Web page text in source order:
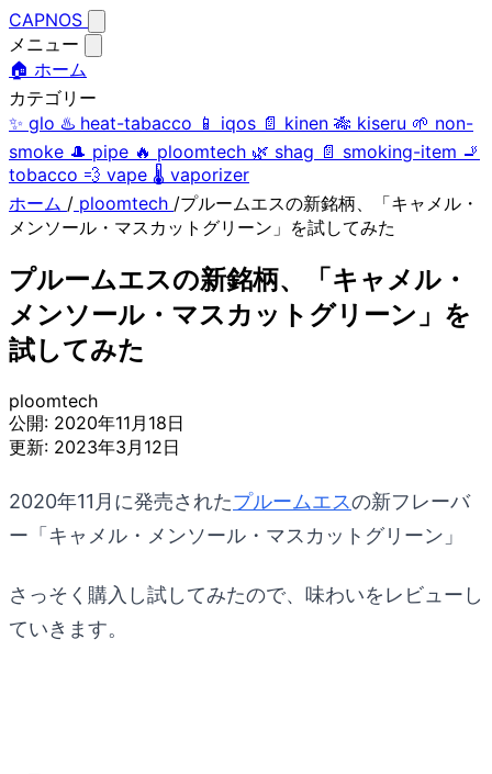
CAPNOS
メニュー
🏠 ホーム
カテゴリー
✨ glo ♨️ heat-tabacco 📱 iqos 📄 kinen 🎋 kiseru 🌱 non-
smoke 🎩 pipe 🔥 ploomtech 🌿 shag 📄 smoking-item 🚬
tobacco 💨 vape 🌡️ vaporizer
ホーム / ploomtech /プルームエスの新銘柄、「キャメル・
メンソール・マスカットグリーン」を試してみた
プルームエスの新銘柄、「キャメル・
メンソール・マスカットグリーン」を
試してみた
ploomtech
公開: 2020年11月18日
更新: 2023年3月12日
2020年11月に発売されたプルームエスの新フレーバ
ー「キャメル・メンソール・マスカットグリーン」
さっそく購入し試してみたので、味わいをレビューし
ていきます。